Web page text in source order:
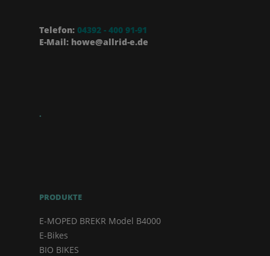
Telefon: 04392 - 400 91-91
E-Mail: howe@allrid-e.de
.
PRODUKTE
E-MOPED BREKR Model B4000
E-Bikes
BIO BIKES